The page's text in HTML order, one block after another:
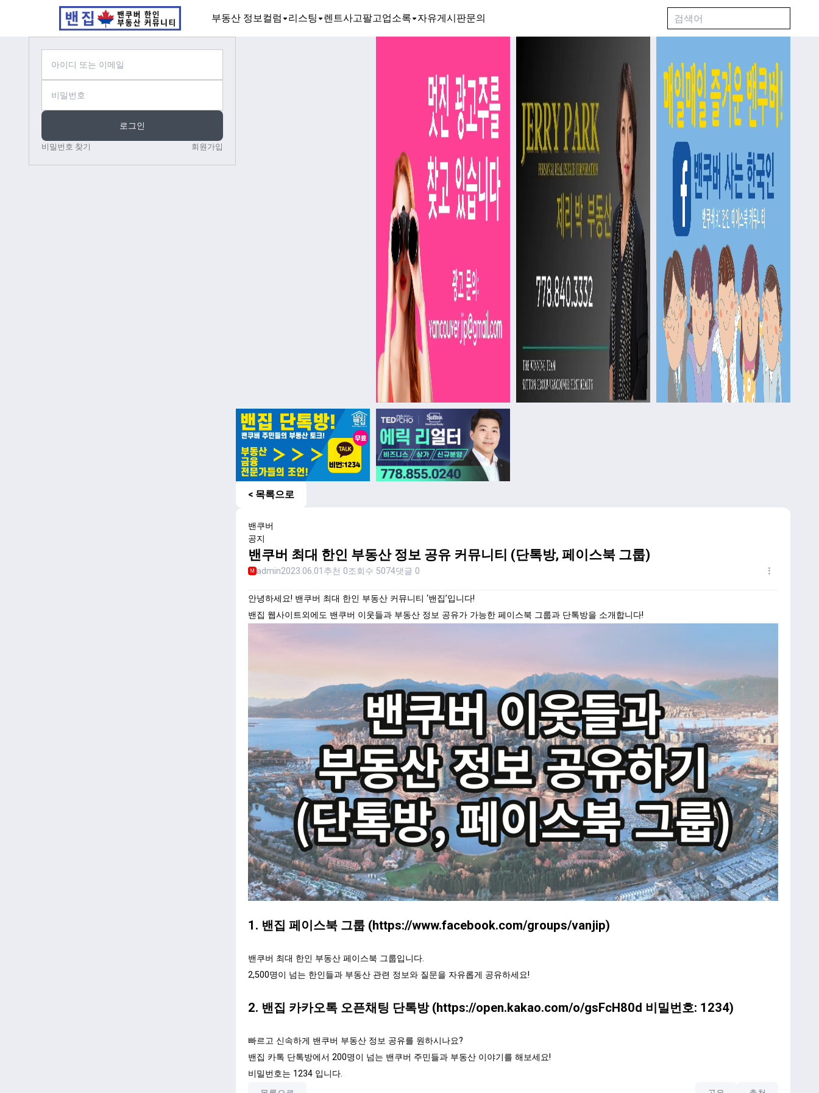
부동산 정보컬럼 리스팅 렌트사고팔고업소록 자유게시판문의
로그인
비밀번호 찾기 회원가입
< 목록으로
밴쿠버
공지
밴쿠버 최대 한인 부동산 정보 공유 커뮤니티 (단톡방, 페이스북 그룹)
M admin2023.06.01 추천 0조회수 5074댓글 0
안녕하세요! 밴쿠버 최대 한인 부동산 커뮤니티 ‘밴집’입니다!
밴집 웹사이트외에도 밴쿠버 이웃들과 부동산 정보 공유가 가능한 페이스북 그룹과 단톡방을 소개합니다!
1. 밴집 페이스북 그룹 (https://www.facebook.com/groups/vanjip)
밴쿠버 최대 한인 부동산 페이스북 그룹입니다.
2,500명이 넘는 한인들과 부동산 관련 정보와 질문을 자유롭게 공유하세요!
2. 밴집 카카오톡 오픈채팅 단톡방 (https://open.kakao.com/o/gsFcH80d 비밀번호: 1234)
빠르고 신속하게 밴쿠버 부동산 정보 공유를 원하시나요?
밴집 카톡 단톡방에서 200명이 넘는 밴쿠버 주민들과 부동산 이야기를 해보세요!
비밀번호는 1234 입니다.